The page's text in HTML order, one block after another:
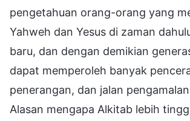
pengetahuan orang-orang yang
Yahweh dan Yesus di zaman
baru, dan dengan demikian
dapat memperoleh banyak
penerangan, dan jalan
Alasan mengapa Alkitab lebih